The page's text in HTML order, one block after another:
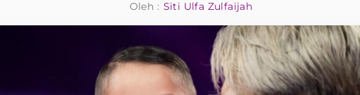
Oleh : Siti Ulfa Zulfaijah